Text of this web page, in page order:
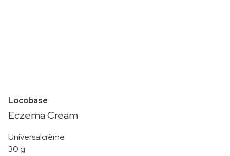
Locobase
Eczema Cream
Universalcrème
30 g